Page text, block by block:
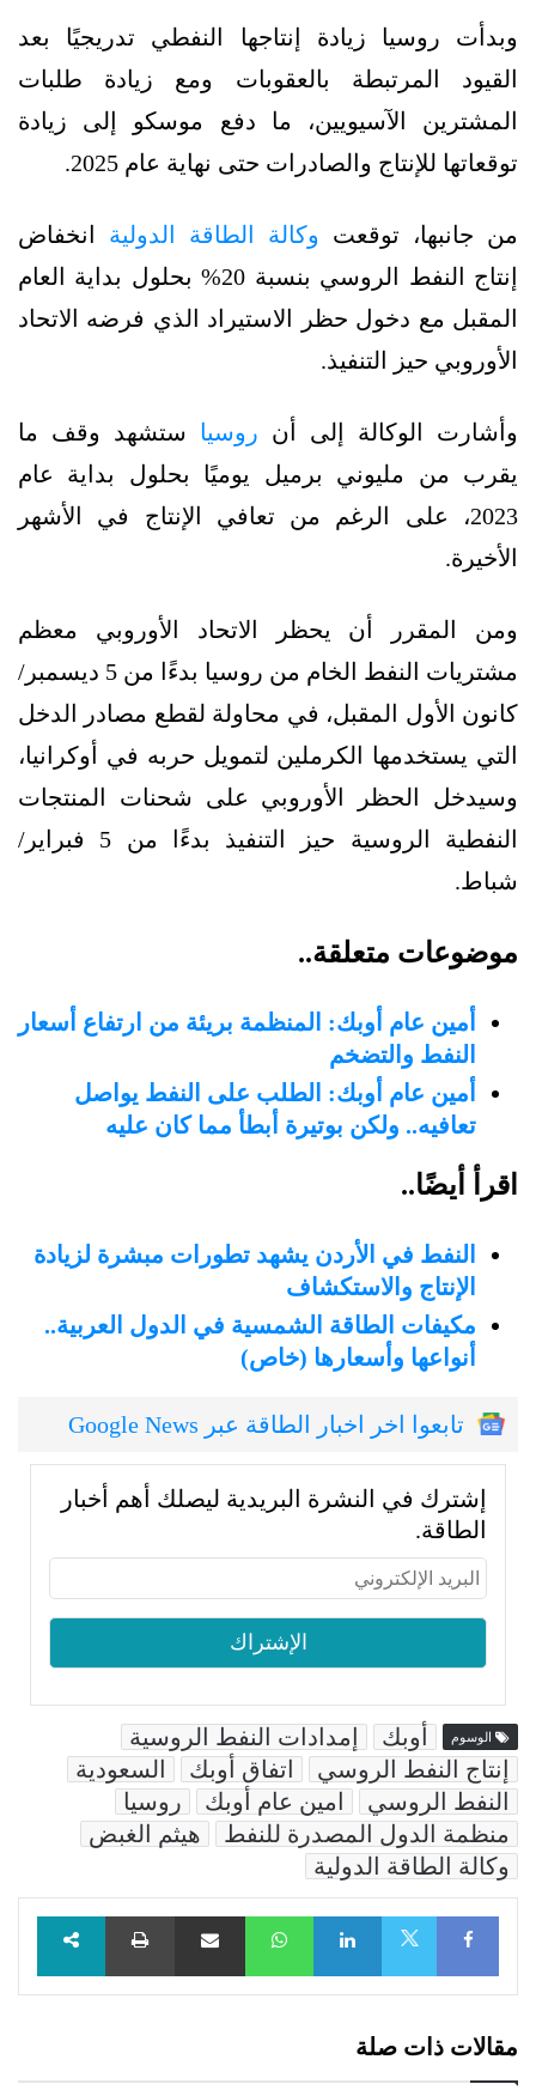
وبدأت روسيا زيادة إنتاجها النفطي تدريجيًا بعد
القيود المرتبطة بالعقوبات ومع زيادة طلبات
المشترين الآسيويين، ما دفع موسكو إلى زيادة
توقعاتها للإنتاج والصادرات حتى نهاية عام 2025.
من جانبها، توقعت وكالة الطاقة الدولية انخفاض
إنتاج النفط الروسي بنسبة 20% بحلول بداية العام
المقبل مع دخول حظر الاستيراد الذي فرضه الاتحاد
الأوروبي حيز التنفيذ.
وأشارت الوكالة إلى أن روسيا ستشهد وقف ما
يقرب من مليوني برميل يوميًا بحلول بداية عام
2023، على الرغم من تعافي الإنتاج في الأشهر
الأخيرة.
ومن المقرر أن يحظر الاتحاد الأوروبي معظم
مشتريات النفط الخام من روسيا بدءًا من 5 ديسمبر/
كانون الأول المقبل، في محاولة لقطع مصادر الدخل
التي يستخدمها الكرملين لتمويل حربه في أوكرانيا،
وسيدخل الحظر الأوروبي على شحنات المنتجات
النفطية الروسية حيز التنفيذ بدءًا من 5 فبراير/
شباط.
موضوعات متعلقة..
أمين عام أوبك: المنظمة بريئة من ارتفاع أسعار
النفط والتضخم
أمين عام أوبك: الطلب على النفط يواصل
تعافيه.. ولكن بوتيرة أبطأ مما كان عليه
اقرأ أيضًا..
النفط في الأردن يشهد تطورات مبشرة لزيادة
الإنتاج والاستكشاف
مكيفات الطاقة الشمسية في الدول العربية..
أنواعها وأسعارها (خاص)
تابعوا اخر اخبار الطاقة عبر Google News
إشترك في النشرة البريدية ليصلك أهم أخبار
الطاقة.
الوسوم أوبك
إمدادات النفط الروسية
إنتاج النفط الروسي
اتفاق أوبك
السعودية
النفط الروسي
امين عام أوبك
روسيا
منظمة الدول المصدرة للنفط
هيثم الغبض
وكالة الطاقة الدولية
Facebook
LinkedIn
WhatsAppمشاركة عبر البريد طباعة
مقالات ذات صلة